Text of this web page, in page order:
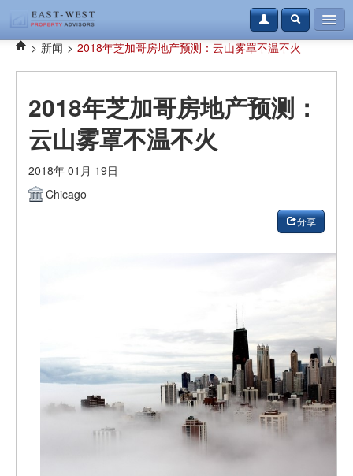
购房
资讯
案例
本地资讯
联系我们
免费注册
> 新闻 > 2018年芝加哥房地产预测：云山雾罩不温不火
2018年芝加哥房地产预测：
云山雾罩不温不火
2018年 01月 19日
Chicago
分享